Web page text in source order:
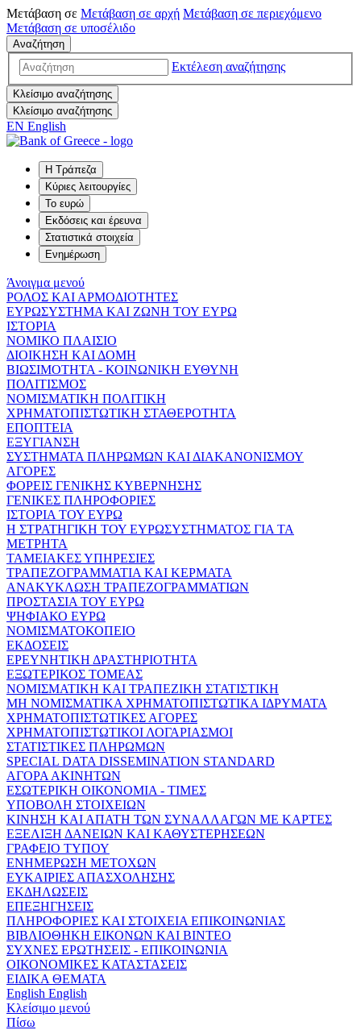
Μετάβαση σε Μετάβαση σε αρχή Μετάβαση σε περιεχόμενο
Μετάβαση σε υποσέλιδο
Αναζήτηση
Εκτέλεση αναζήτησης
Κλείσιμο αναζήτησης
Κλείσιμο αναζήτησης
EN English
Η Τράπεζα
Κύριες λειτουργίες
Το ευρώ
Εκδόσεις και έρευνα
Στατιστικά στοιχεία
Ενημέρωση
Άνοιγμα μενού
ΡΟΛΟΣ ΚΑΙ ΑΡΜΟΔΙΟΤΗΤΕΣ
ΕΥΡΩΣΥΣΤΗΜΑ ΚΑΙ ΖΩΝΗ ΤΟΥ ΕΥΡΩ
ΙΣΤΟΡΙΑ
ΝΟΜΙΚΟ ΠΛΑΙΣΙΟ
ΔΙΟΙΚΗΣΗ ΚΑΙ ΔΟΜΗ
ΒΙΩΣΙΜΟΤΗΤΑ - ΚΟΙΝΩΝΙΚΗ ΕΥΘΥΝΗ
ΠΟΛΙΤΙΣΜΟΣ
ΝΟΜΙΣΜΑΤΙΚΗ ΠΟΛΙΤΙΚΗ
ΧΡΗΜΑΤΟΠΙΣΤΩΤΙΚΗ ΣΤΑΘΕΡΟΤΗΤΑ
ΕΠΟΠΤΕΙΑ
ΕΞΥΓΙΑΝΣΗ
ΣΥΣΤΗΜΑΤΑ ΠΛΗΡΩΜΩΝ ΚΑΙ ΔΙΑΚΑΝΟΝΙΣΜΟΥ
ΑΓΟΡΕΣ
ΦΟΡΕΙΣ ΓΕΝΙΚΗΣ ΚΥΒΕΡΝΗΣΗΣ
ΓΕΝΙΚΕΣ ΠΛΗΡΟΦΟΡΙΕΣ
ΙΣΤΟΡΙΑ ΤΟΥ ΕΥΡΩ
Η ΣΤΡΑΤΗΓΙΚΗ ΤΟΥ ΕΥΡΩΣΥΣΤΗΜΑΤΟΣ ΓΙΑ ΤΑ
ΜΕΤΡΗΤΑ
ΤΑΜΕΙΑΚΕΣ ΥΠΗΡΕΣΙΕΣ
ΤΡΑΠΕΖΟΓΡΑΜΜΑΤΙΑ ΚΑΙ ΚΕΡΜΑΤΑ
ΑΝΑΚΥΚΛΩΣΗ ΤΡΑΠΕΖΟΓΡΑΜΜΑΤΙΩΝ
ΠΡΟΣΤΑΣΙΑ ΤΟΥ ΕΥΡΩ
ΨΗΦΙΑΚΟ ΕΥΡΩ
ΝΟΜΙΣΜΑΤΟΚΟΠΕΙΟ
ΕΚΔΟΣΕΙΣ
ΕΡΕΥΝΗΤΙΚΗ ΔΡΑΣΤΗΡΙΟΤΗΤΑ
ΕΞΩΤΕΡΙΚΟΣ ΤΟΜΕΑΣ
ΝΟΜΙΣΜΑΤΙΚΗ ΚΑΙ ΤΡΑΠΕΖΙΚΗ ΣΤΑΤΙΣΤΙΚΗ
ΜΗ ΝΟΜΙΣΜΑΤΙΚΑ ΧΡΗΜΑΤΟΠΙΣΤΩΤΙΚΑ ΙΔΡΥΜΑΤΑ
ΧΡΗΜΑΤΟΠΙΣΤΩΤΙΚΕΣ ΑΓΟΡΕΣ
ΧΡΗΜΑΤΟΠΙΣΤΩΤΙΚΟΙ ΛΟΓΑΡΙΑΣΜΟΙ
ΣΤΑΤΙΣΤΙΚΕΣ ΠΛΗΡΩΜΩΝ
SPECIAL DATA DISSEMINATION STANDARD
ΑΓΟΡΑ ΑΚΙΝΗΤΩΝ
ΕΣΩΤΕΡΙΚΗ ΟΙΚΟΝΟΜΙΑ - ΤΙΜΕΣ
ΥΠΟΒΟΛΗ ΣΤΟΙΧΕΙΩΝ
ΚΙΝΗΣΗ ΚΑΙ ΑΠΑΤΗ ΤΩΝ ΣΥΝΑΛΛΑΓΩΝ ΜΕ ΚΑΡΤΕΣ
ΕΞΕΛΙΞΗ ΔΑΝΕΙΩΝ ΚΑΙ ΚΑΘΥΣΤΕΡΗΣΕΩΝ
ΓΡΑΦΕΙΟ ΤΥΠΟΥ
ΕΝΗΜΕΡΩΣΗ ΜΕΤΟΧΩΝ
ΕΥΚΑΙΡΙΕΣ ΑΠΑΣΧΟΛΗΣΗΣ
ΕΚΔΗΛΩΣΕΙΣ
ΕΠΕΞΗΓΗΣΕΙΣ
ΠΛΗΡΟΦΟΡΙΕΣ ΚΑΙ ΣΤΟΙΧΕΙΑ ΕΠΙΚΟΙΝΩΝΙΑΣ
ΒΙΒΛΙΟΘΗΚΗ ΕΙΚΟΝΩΝ ΚΑΙ ΒΙΝΤΕΟ
ΣΥΧΝΕΣ ΕΡΩΤΗΣΕΙΣ - ΕΠΙΚΟΙΝΩΝΙΑ
ΟΙΚΟΝΟΜΙΚΕΣ ΚΑΤΑΣΤΑΣΕΙΣ
ΕΙΔΙΚΑ ΘΕΜΑΤΑ
English English
Κλείσιμο μενού
Πίσω